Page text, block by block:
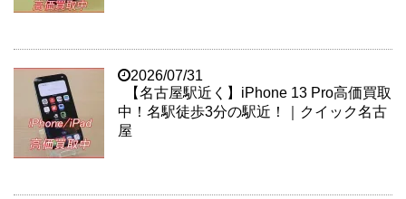
2026/07/31
【名古屋駅近く】iPhone 13 Pro高価買取
中！名駅徒歩3分の駅近！｜クイック名古
屋